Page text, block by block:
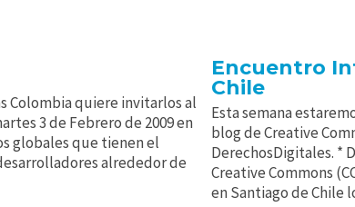
Colombia quiere invitarlos al
3 de Febrero de 2009 en
globales que tienen el
alrededor de
Encuentro
Chile
Esta semana
blog de Creative
DerechosDigitales. *
Creative Commons
en Santiago de Chile